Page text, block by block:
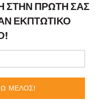
ΣΤΗΝ ΠΡΏΤΗ ΣΑΣ
ΕΚΠΤΩΤΙΚΌ
ΜΕΛΟΣ!